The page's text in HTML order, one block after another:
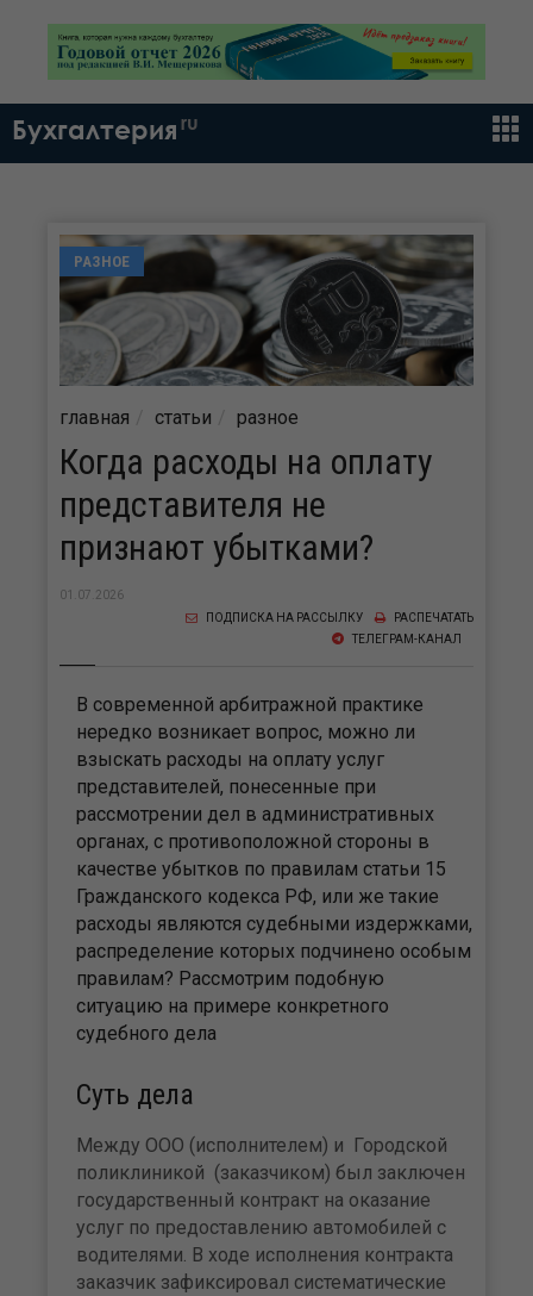
Бухгалтерия ru
РАЗНОЕ
главная статьи разное
Когда расходы на оплату
представителя не
признают убытками?
01.07.2026
РАСПЕЧАТАТЬ
ПОДПИСКА НА РАССЫЛКУ
ТЕЛЕГРАМ-КАНАЛ
В современной арбитражной практике
нередко возникает вопрос, можно ли
взыскать расходы на оплату услуг
представителей, понесенные при
рассмотрении дел в административных
органах, с противоположной стороны в
качестве убытков по правилам статьи 15
Гражданского кодекса РФ, или же такие
расходы являются судебными издержками,
распределение которых подчинено особым
правилам? Рассмотрим подобную
ситуацию на примере конкретного
судебного дела
Суть дела
Между ООО (исполнителем) и Городской
поликлиникой (заказчиком) был заключен
государственный контракт на оказание
услуг по предоставлению автомобилей с
водителями. В ходе исполнения контракта
заказчик зафиксировал систематические